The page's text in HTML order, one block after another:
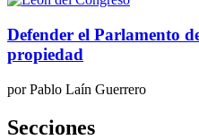
Defender el Parlamento
propiedad
por Pablo Laín Guerrero
Secciones